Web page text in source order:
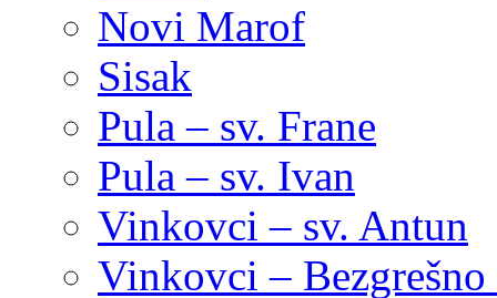
Novi Marof
Sisak
Pula – sv. Frane
Pula – sv. Ivan
Vinkovci – sv. Antun
Vinkovci –